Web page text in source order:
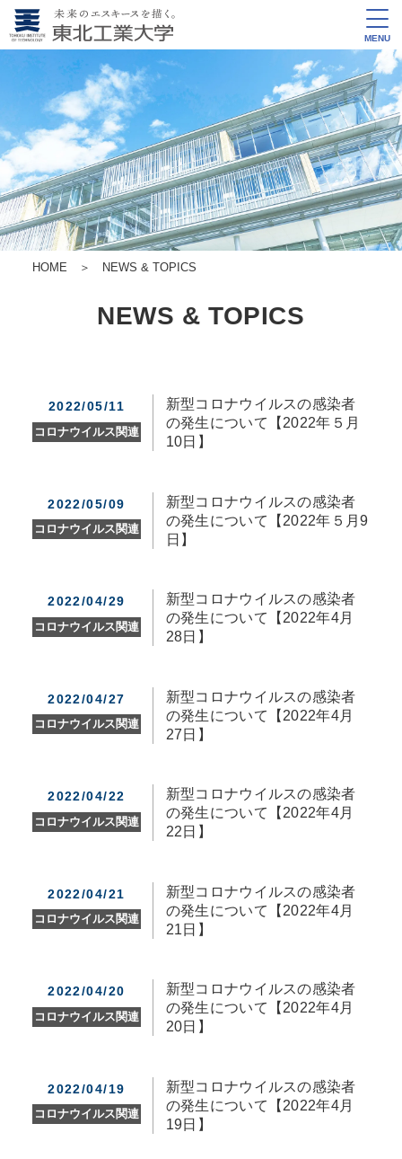
MENU
HOME ＞ NEWS & TOPICS
NEWS & TOPICS
2022/05/11
コロナウイルス関連
新型コロナウイルスの感染者
の発生について【2022年５月
10日】
2022/05/09
コロナウイルス関連
新型コロナウイルスの感染者
の発生について【2022年５月9
日】
2022/04/29
コロナウイルス関連
新型コロナウイルスの感染者
の発生について【2022年4月
28日】
2022/04/27
コロナウイルス関連
新型コロナウイルスの感染者
の発生について【2022年4月
27日】
2022/04/22
コロナウイルス関連
新型コロナウイルスの感染者
の発生について【2022年4月
22日】
2022/04/21
コロナウイルス関連
新型コロナウイルスの感染者
の発生について【2022年4月
21日】
2022/04/20
コロナウイルス関連
新型コロナウイルスの感染者
の発生について【2022年4月
20日】
2022/04/19
コロナウイルス関連
新型コロナウイルスの感染者
の発生について【2022年4月
19日】